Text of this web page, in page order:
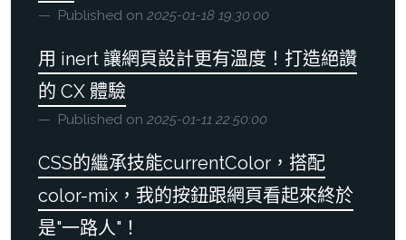
Published on 2025-01-18 19:30:00
用 inert 讓網頁設計更有溫度！打造絕讚
的 CX 體驗
Published on 2025-01-11 22:50:00
CSS的繼承技能currentColor，搭配
color-mix，我的按鈕跟網頁看起來終於
是"一路人"！